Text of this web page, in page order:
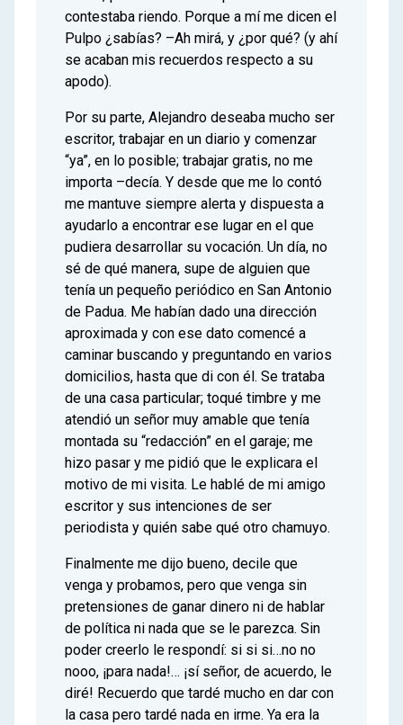
contestaba riendo. Porque a mí me dicen el
Pulpo ¿sabías? –Ah mirá, y ¿por qué? (y ahí
se acaban mis recuerdos respecto a su
apodo).
Por su parte, Alejandro deseaba mucho ser
escritor, trabajar en un diario y comenzar
“ya”, en lo posible; trabajar gratis, no me
importa –decía. Y desde que me lo contó
me mantuve siempre alerta y dispuesta a
ayudarlo a encontrar ese lugar en el que
pudiera desarrollar su vocación. Un día, no
sé de qué manera, supe de alguien que
tenía un pequeño periódico en San Antonio
de Padua. Me habían dado una dirección
aproximada y con ese dato comencé a
caminar buscando y preguntando en varios
domicilios, hasta que di con él. Se trataba
de una casa particular; toqué timbre y me
atendió un señor muy amable que tenía
montada su “redacción” en el garaje; me
hizo pasar y me pidió que le explicara el
motivo de mi visita. Le hablé de mi amigo
escritor y sus intenciones de ser
periodista y quién sabe qué otro chamuyo.
Finalmente me dijo bueno, decile que
venga y probamos, pero que venga sin
pretensiones de ganar dinero ni de hablar
de política ni nada que se le parezca. Sin
poder creerlo le respondí: si si si…no no
nooo, ¡para nada!… ¡sí señor, de acuerdo, le
diré! Recuerdo que tardé mucho en dar con
la casa pero tardé nada en irme. Ya era la